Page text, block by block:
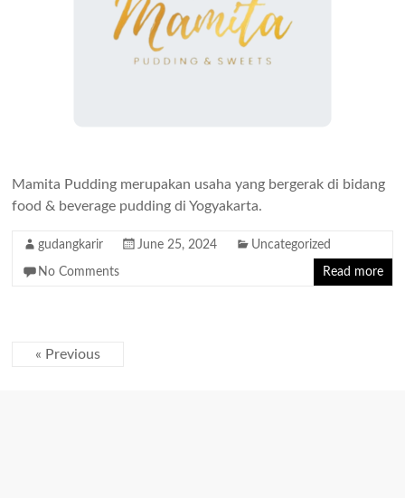
Mamita Pudding merupakan usaha yang bergerak di bidang
food & beverage pudding di Yogyakarta.
gudangkarir June 25, 2024 Uncategorized
No Comments Read more
« Previous